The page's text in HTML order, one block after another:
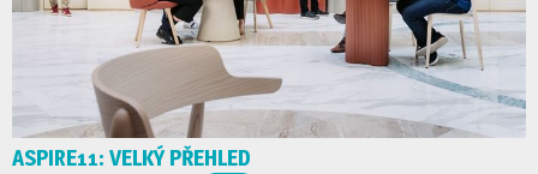
ASPIRE11: VELKÝ PŘEHLED